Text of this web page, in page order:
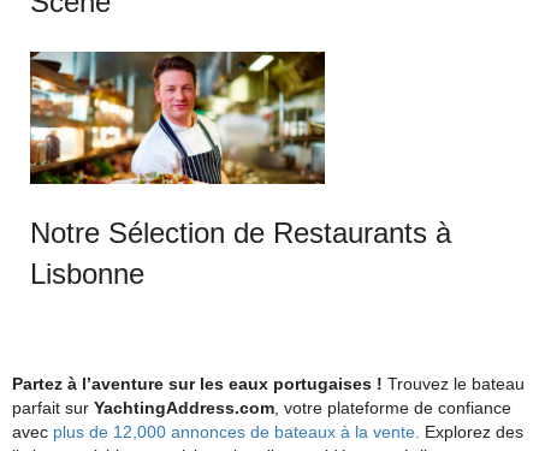
Notre Sélection de Restaurants à
Lisbonne
Partez à l’aventure sur les eaux portugaises ! Trouvez le bateau
parfait sur YachtingAddress.com, votre plateforme de confiance
avec plus de 12,000 annonces de bateaux à la vente. Explorez des